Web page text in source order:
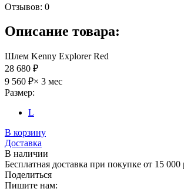
Отзывов: 0
Описание товара:
Шлем Kenny Explorer Red
28 680 ₽
9 560 ₽× 3 мес
Размер:
L
В корзину
Доставка
В наличии
Бесплатная доставка при покупке от 15 000
Поделиться
Пишите нам: